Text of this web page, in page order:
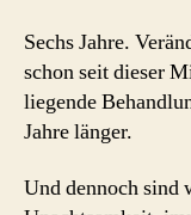
Sechs Jahre.
schon seit dieser
liegende
Jahre länger.
Und dennoch sind